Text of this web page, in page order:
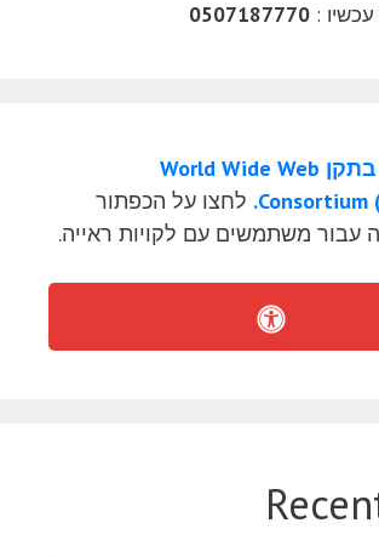
עכשיו :0507187770
אתרנו עומד בתקן World Wide Web
Consortium לחצו על הכפתור
עבור משתמשים עם לקויות ראייה.